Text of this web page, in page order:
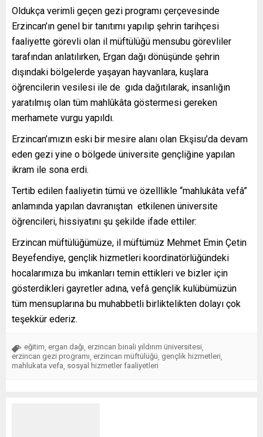
Oldukça verimli geçen gezi programı çerçevesinde
Erzincan’ın genel bir tanıtımı yapılıp şehrin tarihçesi
faaliyette görevli olan il müftülüğü mensubu görevliler
tarafından anlatılırken, Ergan dağı dönüşünde şehrin
dışındaki bölgelerde yaşayan hayvanlara, kuşlara
öğrencilerin vesilesi ile de gıda dağıtılarak, insanlığın
yaratılmış olan tüm mahlûkâta göstermesi gereken
merhamete vurgu yapıldı.
Erzincan’ımızın eski bir mesire alanı olan Ekşisu’da devam
eden gezi yine o bölgede üniversite gençliğine yapılan
ikram ile sona erdi.
Tertib edilen faaliyetin tümü ve özelllikle “mahlukâta vefâ”
anlamında yapılan davranıştan etkilenen üniversite
öğrencileri, hissiyatını şu şekilde ifade ettiler:
Erzincan müftülüğümüze, il müftümüz Mehmet Emin Çetin
Beyefendiye, gençlik hizmetleri koordinatörlüğündeki
hocalarımıza bu imkanları temin ettikleri ve bizler için
gösterdikleri gayretler adına, vefâ gençlik kulübümüzün
tüm mensuplarına bu muhabbetli birliktelikten dolayı çok
teşekkür ederiz.
eğitim ergan dağı erzincan binali yıldırım üniversitesi
erzincan gezi programı erzincan müftülüğü gençlik hizmetleri
mahlukata vefa sosyal hizmetler faaliyetleri